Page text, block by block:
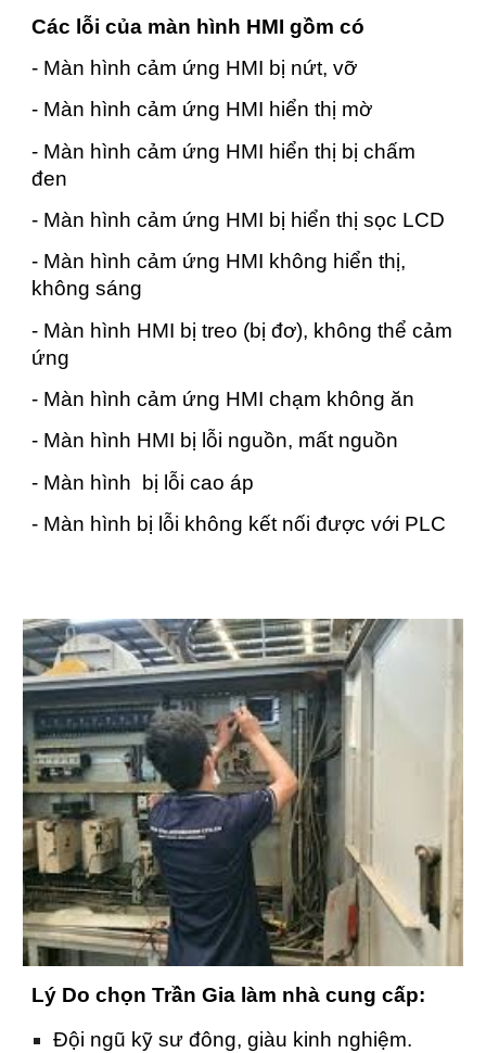
Các lỗi của màn hình HMI gồm có
- Màn hình cảm ứng HMI bị nứt, vỡ
- Màn hình cảm ứng HMI hiển thị mờ
- Màn hình cảm ứng HMI hiển thị bị chấm
đen
- Màn hình cảm ứng HMI bị hiển thị sọc LCD
- Màn hình cảm ứng HMI không hiển thị,
không sáng
- Màn hình HMI bị treo (bị đơ), không thể cảm
ứng
- Màn hình cảm ứng HMI chạm không ăn
- Màn hình HMI bị lỗi nguồn, mất nguồn
- Màn hình bị lỗi cao áp
- Màn hình bị lỗi không kết nối được với PLC
Lý Do chọn Trần Gia làm nhà cung cấp:
Đội ngũ kỹ sư đông, giàu kinh nghiệm.